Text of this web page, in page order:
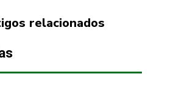
relacionados